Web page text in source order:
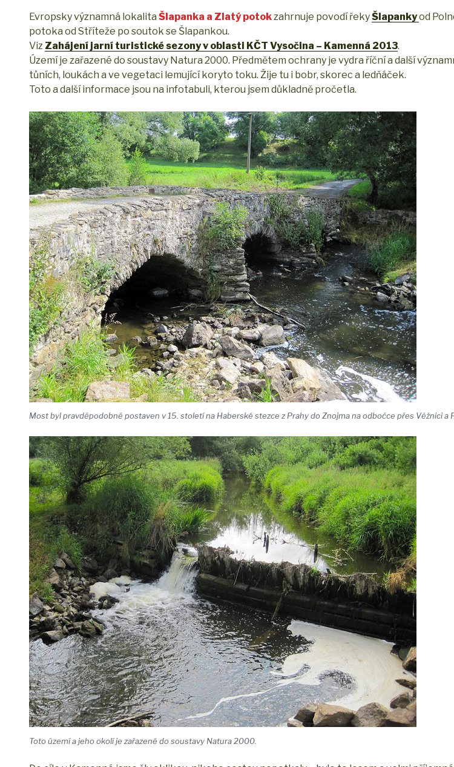
Evropsky významná lokalita Šlapanka a Zlatý potokzahrnuje povodí řekyŠlapankyod
potoka od Stříteže po soutok se Šlapankou.
Viz Zahájení jarní turistické sezony v oblasti KČT Vysočina – Kamenná 2013.
Území je zařazené do soustavy Natura 2000. Předmětem ochrany je vydra říční a další
tůních, loukách a ve vegetaci lemující koryto toku. Žije tu i bobr, skorec a ledňáček.
Toto a další informace jsou na infotabuli, kterou jsem důkladně pročetla.
Most byl pravděpodobně postaven v 15. století na Haberské stezce z Prahy do Znojma na odbočce přes Věžnici a
Toto území a jeho okolí je zařazené do soustavy Natura 2000.